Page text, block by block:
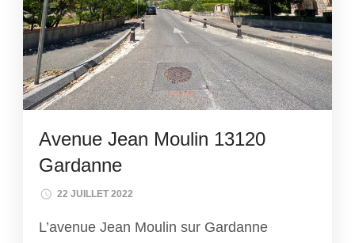
Avenue Jean Moulin 13120
Gardanne
22 JUILLET 2022
L’avenue Jean Moulin sur Gardanne